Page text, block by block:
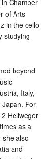
in Chamber
of Arts
in the cello
studying
beyond
Italy,
Japan. For
Hellweger
as a
she also
and